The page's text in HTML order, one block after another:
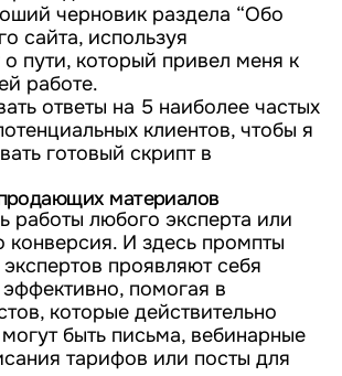
черновик раздела “Обо
сайта, используя
о пути, который привел меня к
работе.
ответы на 5 наиболее частых
клиентов, чтобы я
готовый скрипт в
материалов
работы любого эксперта или
конверсия. И здесь промпты
проявляют себя
помогая в
которые действительно
быть письма, вебинарные
тарифов или посты для